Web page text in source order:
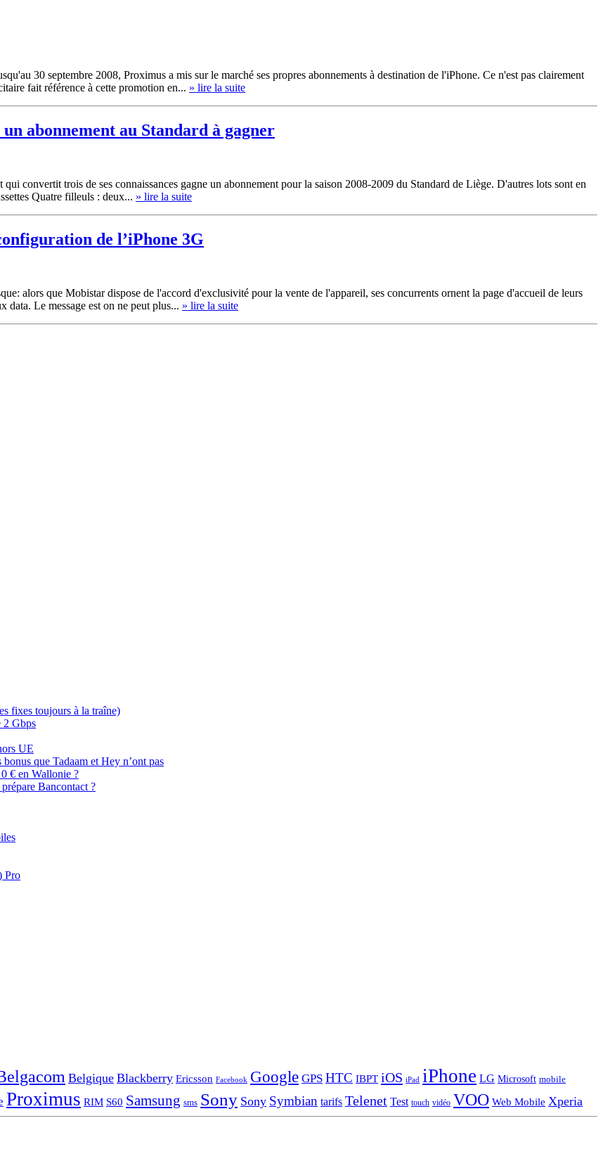
30 septembre 2008, Proximus a mis sur le marché ses propres abonnements à destination de l'iPhone. Ce n'est pas clairement
fait référence à cette promotion en... » lire la suite
abonnement au Standard à gagner
convertit trois de ses connaissances gagne un abonnement pour la saison 2008-2009 du Standard de Liège. D'autres lots sont en
Quatre filleuls : deux... » lire la suite
de l’iPhone 3G
alors que Mobistar dispose de l'accord d'exclusivité pour la vente de l'appareil, ses concurrents ornent la page d'accueil de leurs
data. Le message est on ne peut plus... » lire la suite
fixes toujours à la traîne)
2 Gbps
UE
que Tadaam et Hey n’ont pas
€ en Wallonie ?
Bancontact ?
Pro
Belgique Blackberry Ericsson Facebook Google GPS HTC IBPT iOS iPad iPhone LG Microsoft mobile
Proximus RIM S60 Samsung sms Sony Sony Symbian tarifs Telenet Test touch vidéo VOO Web Mobile Xperia